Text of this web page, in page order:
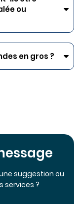
ou
en gros ?
suggestion ou
services ?